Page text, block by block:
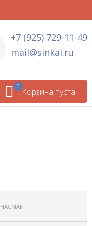
+7 (925) 729-11-49
mail@sinkai.ru
Корзина пуста
0